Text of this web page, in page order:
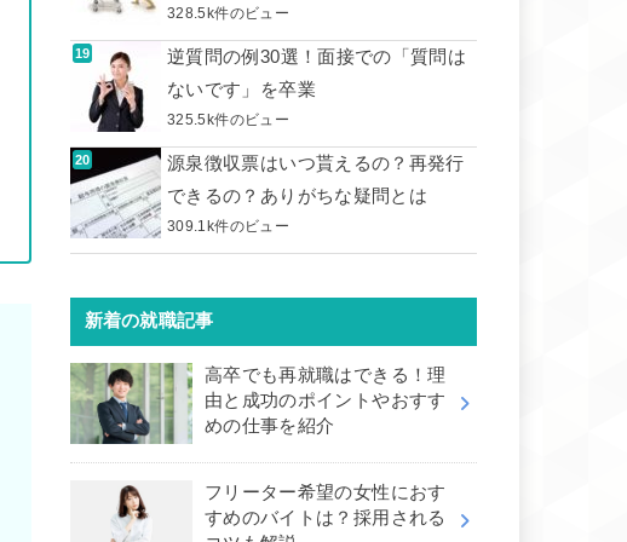
328.5k件のビュー
逆質問の例30選！面接での「質問は
ないです」を卒業
325.5k件のビュー
源泉徴収票はいつ貰えるの？再発行
できるの？ありがちな疑問とは
309.1k件のビュー
新着の就職記事
高卒でも再就職はできる！理
由と成功のポイントやおすす
めの仕事を紹介
フリーター希望の女性におす
すめのバイトは？採用される